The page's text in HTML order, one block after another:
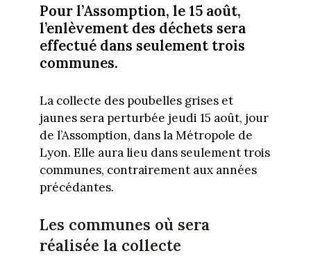
Pour l’Assomption, le 15 août,
l’enlèvement des déchets sera
effectué dans seulement trois
communes.
La collecte des poubelles grises et
jaunes sera perturbée jeudi 15 août, jour
de l’Assomption, dans la Métropole de
Lyon. Elle aura lieu dans seulement trois
communes, contrairement aux années
précédantes.
Les communes où sera
réalisée la collecte